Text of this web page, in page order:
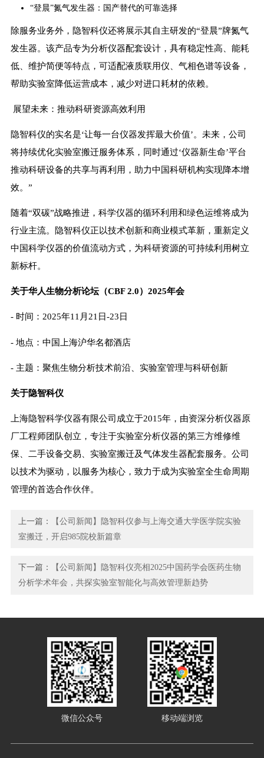
“登晨”氮气发生器：国产替代的可靠选择
除服务业务外，隐智科仪还将展示其自主研发的“登晨”牌氮气
发生器。该产品专为分析仪器配套设计，具有稳定性高、能耗
低、维护简便等特点，可适配液质联用仪、气相色谱等设备，
帮助实验室降低运营成本，减少对进口耗材的依赖。
展望未来：推动科研资源高效利用
隐智科仪的实名是‘让每一台仪器发挥最大价值’。未来，公司
将持续优化实验室搬迁服务体系，同时通过‘仪器新生命’平台
推动科研设备的共享与再利用，助力中国科研机构实现降本增
效。”
随着“双碳”战略推进，科学仪器的循环利用和绿色运维将成为
行业主流。隐智科仪正以技术创新和商业模式革新，重新定义
中国科学仪器的价值流动方式，为科研资源的可持续利用树立
新标杆。
关于华人生物分析论坛（CBF 2.0）2025年会
- 时间：2025年11月21日-23日
- 地点：中国上海沪华名都酒店
- 主题：聚焦生物分析技术前沿、实验室管理与科研创新
关于隐智科仪
上海隐智科学仪器有限公司成立于2015年，由资深分析仪器原
厂工程师团队创立，专注于实验室分析仪器的第三方维修维
保、二手设备交易、实验室搬迁及气体发生器配套服务。公司
以技术为驱动，以服务为核心，致力于成为实验室全生命周期
管理的首选合作伙伴。
上一篇：
【公司新闻】隐智科仪参与上海交通大学医学院实验
室搬迁，开启985院校新篇章
下一篇：
【公司新闻】隐智科仪亮相2025中国药学会医药生物
分析学术年会，共探实验室智能化与高效管理新趋势
微信公众号 移动端浏览